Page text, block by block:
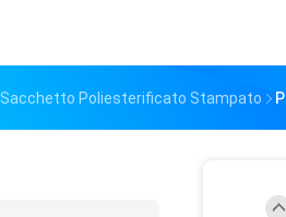
Sacchetto Poliesterificato Stampato